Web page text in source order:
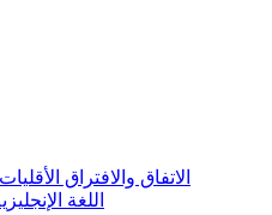
الاتفاق والافتراق
اللغة